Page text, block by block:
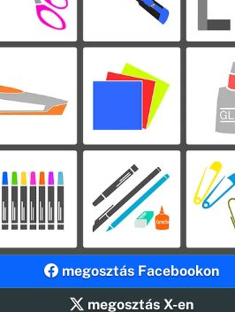
megosztás Facebookon
megosztás X-en